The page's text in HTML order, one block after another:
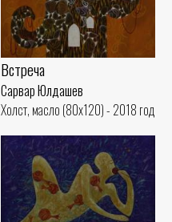
Встреча
Сарвар Юлдашев
Холст, масло (80x120) - 2018 год